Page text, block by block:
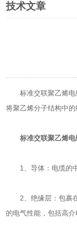
技术文章
标准交联聚乙烯电
将聚乙烯分子结构中
标准交联聚乙烯电
1、导体：电缆的中
2、绝缘层：包裹在
的电气性能，包括高